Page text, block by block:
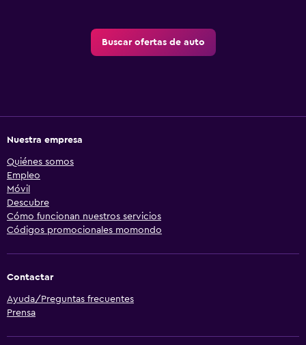
Buscar ofertas de auto
Nuestra empresa
Quiénes somos
Empleo
Móvil
Descubre
Cómo funcionan nuestros servicios
Códigos promocionales momondo
Contactar
Ayuda/Preguntas frecuentes
Prensa